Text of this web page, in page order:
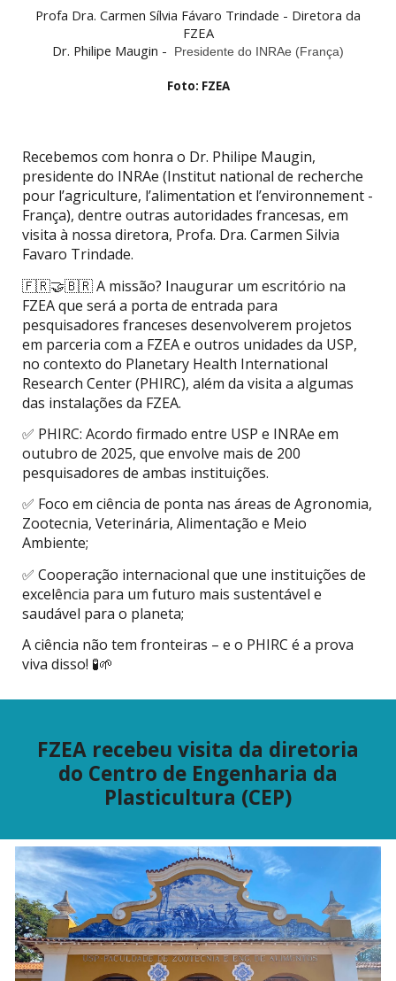
Profa Dra. Carmen Sílvia Fávaro Trindade - Diretora da
FZEA
Dr. Philipe Maugin -
Presidente do INRAe (França)
Foto: FZEA
Recebemos com honra o Dr. Philipe Maugin,
presidente do INRAe (Institut national de recherche
pour l’agriculture, l’alimentation et l’environnement -
França), dentre outras autoridades francesas, em
visita à nossa diretora, Profa. Dra. Carmen Silvia
Favaro Trindade.
🇫🇷🤝🇧🇷 A missão? Inaugurar um escritório na
FZEA que será a porta de entrada para
pesquisadores franceses desenvolverem projetos
em parceria com a FZEA e outros unidades da USP,
no contexto do Planetary Health International
Research Center (PHIRC), além da visita a algumas
das instalações da FZEA.
✅ PHIRC: Acordo firmado entre USP e INRAe em
outubro de 2025, que envolve mais de 200
pesquisadores de ambas instituições.
✅ Foco em ciência de ponta nas áreas de Agronomia,
Zootecnia, Veterinária, Alimentação e Meio
Ambiente;
✅ Cooperação internacional que une instituições de
excelência para um futuro mais sustentável e
saudável para o planeta;
A ciência não tem fronteiras – e o PHIRC é a prova
viva disso! 🧪🌱
FZEA recebeu visita da diretoria
do Centro de Engenharia da
Plasticultura (CEP)